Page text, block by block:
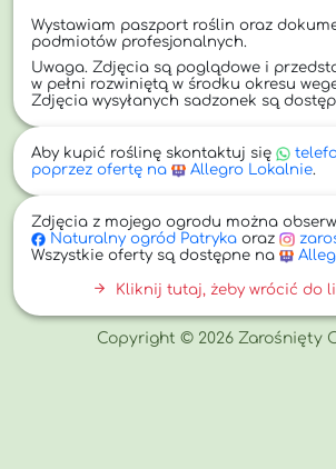
Wystawiam paszport roślin oraz
podmiotów profesjonalnych.
Uwaga. Zdjęcia są poglądowe i
w pełni rozwiniętą w środku okresu
Zdjęcia wysyłanych sadzonek są
Aby kupić roślinę skontaktuj się
poprzez ofertę na
Allegro Lokalnie.
Zdjęcia z mojego ogrodu można
Naturalny ogród Patryka oraz
Wszystkie oferty są dostępne na
arrow_forward Kliknij tutaj, żeby wrócić do
Copyright © 2026 Zarośnięty